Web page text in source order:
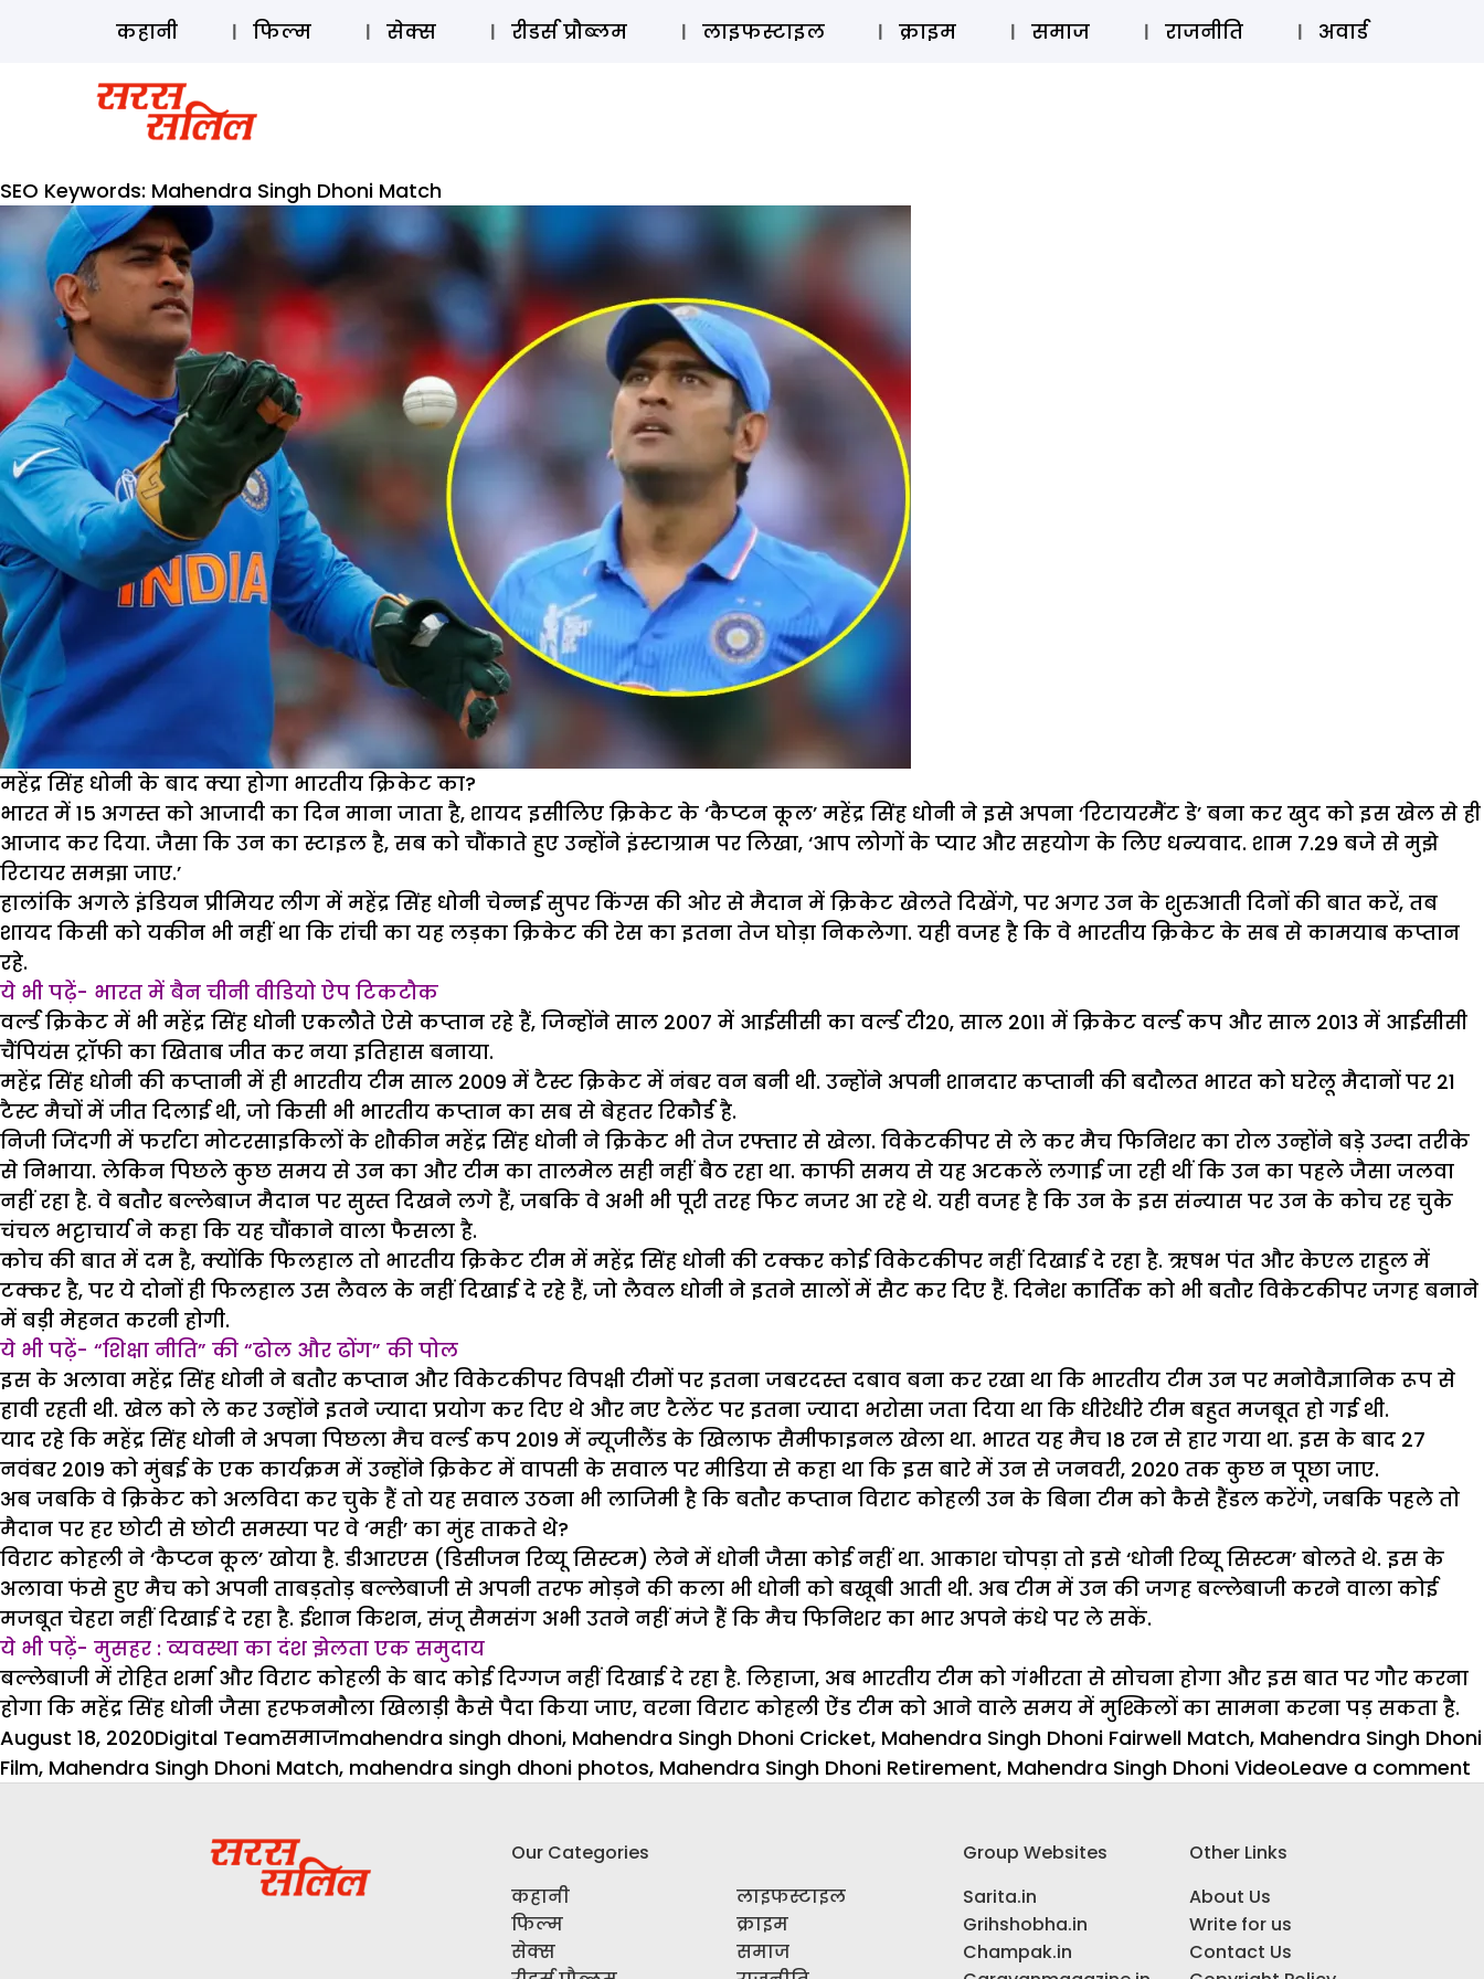
ऑडियो स्टोरी लॉग इन ⚲ SUBSCRIBE
कहानी फिल्म सेक्स रीडर्स प्रौब्लम लाइफस्टाइल क्राइम समाज राजनीति अवार्ड
SEO Keywords: Mahendra Singh Dhoni Match
महेंद्र सिंह धोनी के बाद क्या होगा भारतीय क्रिकेट का?
भारत में 15 अगस्त को आजादी का दिन माना जाता है, शायद इसीलिए क्रिकेट के ‘कैप्टन कूल’ महेंद्र सिंह धोनी ने इसे अपना ‘रिटायरमैंट डे’ बना कर खुद को इस खेल से ही
आजाद कर दिया. जैसा कि उन का स्टाइल है, सब को चौंकाते हुए उन्होंने इंस्टाग्राम पर लिखा, ‘आप लोगों के प्यार और सहयोग के लिए धन्यवाद. शाम 7.29 बजे से मुझे
रिटायर समझा जाए.’
हालांकि अगले इंडियन प्रीमियर लीग में महेंद्र सिंह धोनी चेन्नई सुपर किंग्स की ओर से मैदान में क्रिकेट खेलते दिखेंगे, पर अगर उन के शुरुआती दिनों की बात करें, तब
शायद किसी को यकीन भी नहीं था कि रांची का यह लड़का क्रिकेट की रेस का इतना तेज घोड़ा निकलेगा. यही वजह है कि वे भारतीय क्रिकेट के सब से कामयाब कप्तान
रहे.
ये भी पढ़ें- भारत में बैन चीनी वीडियो ऐप टिकटौक
वर्ल्ड क्रिकेट में भी महेंद्र सिंह धोनी एकलौते ऐसे कप्तान रहे हैं, जिन्होंने साल 2007 में आईसीसी का वर्ल्ड टी20, साल 2011 में क्रिकेट वर्ल्ड कप और साल 2013 में आईसीसी
चैंपियंस ट्रॉफी का खिताब जीत कर नया इतिहास बनाया.
महेंद्र सिंह धोनी की कप्तानी में ही भारतीय टीम साल 2009 में टैस्ट क्रिकेट में नंबर वन बनी थी. उन्होंने अपनी शानदार कप्तानी की बदौलत भारत को घरेलू मैदानों पर 21
टैस्ट मैचों में जीत दिलाई थी, जो किसी भी भारतीय कप्तान का सब से बेहतर रिकौर्ड है.
निजी जिंदगी में फर्राटा मोटरसाइकिलों के शौकीन महेंद्र सिंह धोनी ने क्रिकेट भी तेज रफ्तार से खेला. विकेटकीपर से ले कर मैच फिनिशर का रोल उन्होंने बड़े उम्दा तरीके
से निभाया. लेकिन पिछले कुछ समय से उन का और टीम का तालमेल सही नहीं बैठ रहा था. काफी समय से यह अटकलें लगाई जा रही थीं कि उन का पहले जैसा जलवा
नहीं रहा है. वे बतौर बल्लेबाज मैदान पर सुस्त दिखने लगे हैं, जबकि वे अभी भी पूरी तरह फिट नजर आ रहे थे. यही वजह है कि उन के इस संन्यास पर उन के कोच रह चुके
चंचल भट्टाचार्य ने कहा कि यह चौंकाने वाला फैसला है.
कोच की बात में दम है, क्योंकि फिलहाल तो भारतीय क्रिकेट टीम में महेंद्र सिंह धोनी की टक्कर कोई विकेटकीपर नहीं दिखाई दे रहा है. ऋषभ पंत और केएल राहुल में
टक्कर है, पर ये दोनों ही फिलहाल उस लैवल के नहीं दिखाई दे रहे हैं, जो लैवल धोनी ने इतने सालों में सैट कर दिए हैं. दिनेश कार्तिक को भी बतौर विकेटकीपर जगह बनाने
में बड़ी मेहनत करनी होगी.
ये भी पढ़ें- “शिक्षा नीति” की “ढोल और ढोंग” की पोल
इस के अलावा महेंद्र सिंह धोनी ने बतौर कप्तान और विकेटकीपर विपक्षी टीमों पर इतना जबरदस्त दबाव बना कर रखा था कि भारतीय टीम उन पर मनोवैज्ञानिक रूप से
हावी रहती थी. खेल को ले कर उन्होंने इतने ज्यादा प्रयोग कर दिए थे और नए टैलेंट पर इतना ज्यादा भरोसा जता दिया था कि धीरेधीरे टीम बहुत मजबूत हो गई थी.
याद रहे कि महेंद्र सिंह धोनी ने अपना पिछला मैच वर्ल्ड कप 2019 में न्यूजीलैंड के खिलाफ सैमीफाइनल खेला था. भारत यह मैच 18 रन से हार गया था. इस के बाद 27
नवंबर 2019 को मुंबई के एक कार्यक्रम में उन्होंने क्रिकेट में वापसी के सवाल पर मीडिया से कहा था कि इस बारे में उन से जनवरी, 2020 तक कुछ न पूछा जाए.
अब जबकि वे क्रिकेट को अलविदा कर चुके हैं तो यह सवाल उठना भी लाजिमी है कि बतौर कप्तान विराट कोहली उन के बिना टीम को कैसे हैंडल करेंगे, जबकि पहले तो
मैदान पर हर छोटी से छोटी समस्या पर वे ‘मही’ का मुंह ताकते थे?
विराट कोहली ने ‘कैप्टन कूल’ खोया है. डीआरएस (डिसीजन रिव्यू सिस्टम) लेने में धोनी जैसा कोई नहीं था. आकाश चोपड़ा तो इसे ‘धोनी रिव्यू सिस्टम’ बोलते थे. इस के
अलावा फंसे हुए मैच को अपनी ताबड़तोड़ बल्लेबाजी से अपनी तरफ मोड़ने की कला भी धोनी को बखूबी आती थी. अब टीम में उन की जगह बल्लेबाजी करने वाला कोई
मजबूत चेहरा नहीं दिखाई दे रहा है. ईशान किशन, संजू सैमसंग अभी उतने नहीं मंजे हैं कि मैच फिनिशर का भार अपने कंधे पर ले सकें.
ये भी पढ़ें- मुसहर : व्यवस्था का दंश झेलता एक समुदाय
बल्लेबाजी में रोहित शर्मा और विराट कोहली के बाद कोई दिग्गज नहीं दिखाई दे रहा है. लिहाजा, अब भारतीय टीम को गंभीरता से सोचना होगा और इस बात पर गौर करना
होगा कि महेंद्र सिंह धोनी जैसा हरफनमौला खिलाड़ी कैसे पैदा किया जाए, वरना विराट कोहली ऐंड टीम को आने वाले समय में मुश्किलों का सामना करना पड़ सकता है.
Posted
on
August 18, 2020Author
Digital TeamCategories
समाजTags
mahendra singh dhoni, Mahendra Singh Dhoni Cricket, Mahendra Singh Dhoni Fairwell Match, Mahendra Singh Dhoni
Film, Mahendra Singh Dhoni Match, mahendra singh dhoni photos, Mahendra Singh Dhoni Retirement, Mahendra Singh Dhoni VideoLeave a comment
Our Categories
कहानी
फिल्म
सेक्स
लाइफस्टाइल
क्राइम
समाज
Group Websites
Sarita.in
Grihshobha.in
Champak.in
Other Links
About Us
Write for us
Contact Us